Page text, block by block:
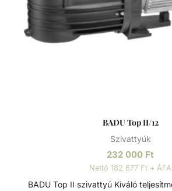
BADU Top II/12
Szivattyúk
232 000 Ft
Nettó 182 677 Ft + ÁFA
BADU Top II szivattyú Kiváló teljesítményű önfelszívó,